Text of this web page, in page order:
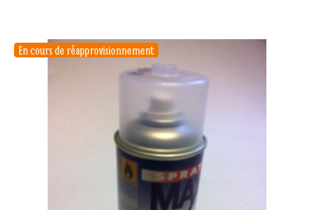
En cours de réapprovisionnement